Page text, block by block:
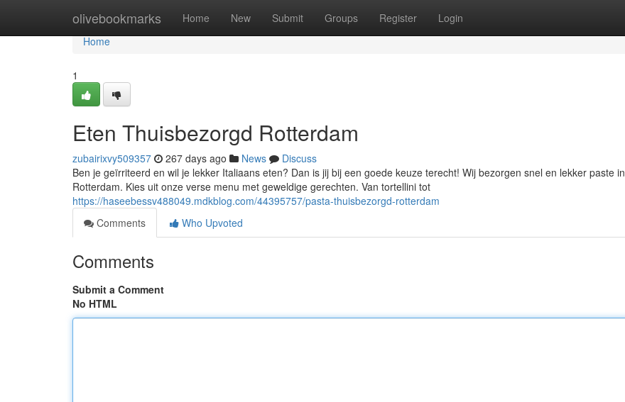
olivebookmarks Home New Submit Groups Register Login
Home
Home
1
Eten Thuisbezorgd Rotterdam
zubairixvy509357 267 days ago News
Discuss
Ben je geïrriteerd en wil je lekker Italiaans eten? Dan is jij bij een goede keuze terecht! Wij bezorgen snel en lekker paste in
Rotterdam. Kies uit onze verse menu met geweldige gerechten. Van tortellini tot
https://haseebessv488049.mdkblog.com/44395757/pasta-thuisbezorgd-rotterdam
Comments
Who Upvoted
Comments
Submit a Comment
No HTML